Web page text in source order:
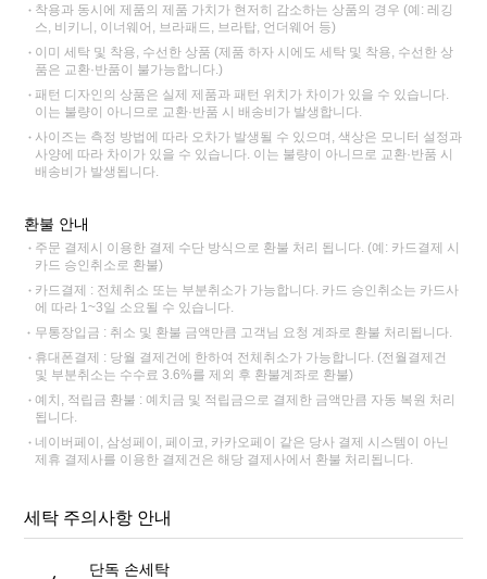
착용과 동시에 제품의 제품 가치가 현저히 감소하는 상품의 경우 (예: 레깅
스, 비키니, 이너웨어, 브라패드, 브라탑, 언더웨어 등)
이미 세탁 및 착용, 수선한 상품 (제품 하자 시에도 세탁 및 착용, 수선한 상
품은 교환·반품이 불가능합니다.)
패턴 디자인의 상품은 실제 제품과 패턴 위치가 차이가 있을 수 있습니다.
이는 불량이 아니므로 교환·반품 시 배송비가 발생합니다.
사이즈는 측정 방법에 따라 오차가 발생될 수 있으며, 색상은 모니터 설정과
사양에 따라 차이가 있을 수 있습니다. 이는 불량이 아니므로 교환·반품 시
배송비가 발생됩니다.
환불 안내
주문 결제시 이용한 결제 수단 방식으로 환불 처리 됩니다. (예: 카드결제 시
카드 승인취소로 환불)
카드결제 : 전체취소 또는 부분취소가 가능합니다. 카드 승인취소는 카드사
에 따라 1~3일 소요될 수 있습니다.
무통장입금 : 취소 및 환불 금액만큼 고객님 요청 계좌로 환불 처리됩니다.
휴대폰결제 : 당월 결제건에 한하여 전체취소가 가능합니다. (전월결제건
및 부분취소는 수수료 3.6%를 제외 후 환불계좌로 환불)
예치, 적립금 환불 : 예치금 및 적립금으로 결제한 금액만큼 자동 복원 처리
됩니다.
네이버페이, 삼성페이, 페이코, 카카오페이 같은 당사 결제 시스템이 아닌
제휴 결제사를 이용한 결제건은 해당 결제사에서 환불 처리됩니다.
세탁 주의사항 안내
단독 손세탁